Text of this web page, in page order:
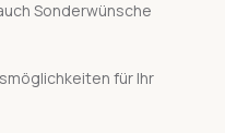
Sonderwünsche
für Ihr